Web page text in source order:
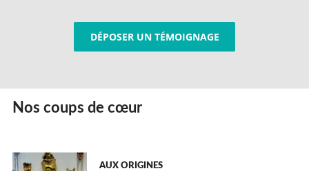
DÉPOSER UN TÉMOIGNAGE
Nos coups de cœur
AUX ORIGINES